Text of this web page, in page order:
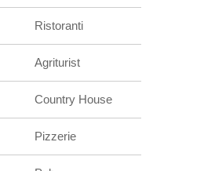
Ristoranti
Agriturist
Country House
Pizzerie